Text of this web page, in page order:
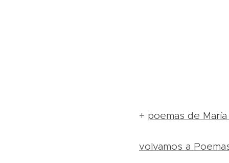
+ poemas de
volvamos a